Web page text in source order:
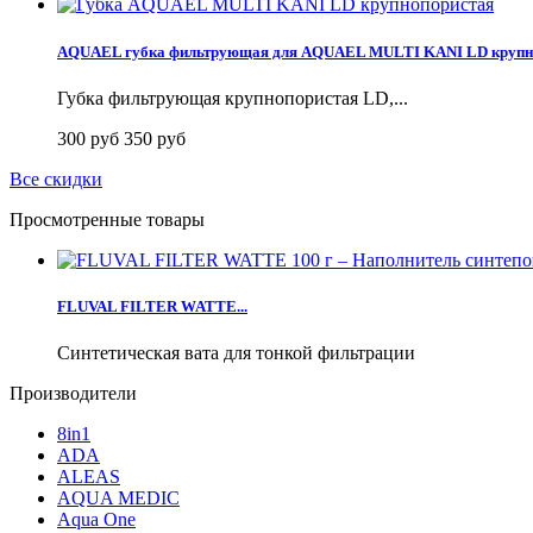
AQUAEL губка фильтрующая для AQUAEL MULTI KANI LD
Губка фильтрующая крупнопористая LD,...
300 руб 350 руб
Все скидки
Просмотренные товары
FLUVAL FILTER WATTE...
Синтетическая вата для тонкой фильтрации
Производители
8in1
ADA
ALEAS
AQUA MEDIC
Aqua One